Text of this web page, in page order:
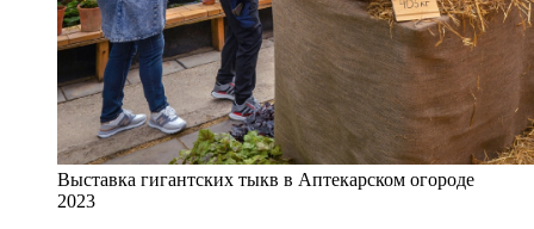
Выставка гигантских тыкв в Аптекарском огороде
2023